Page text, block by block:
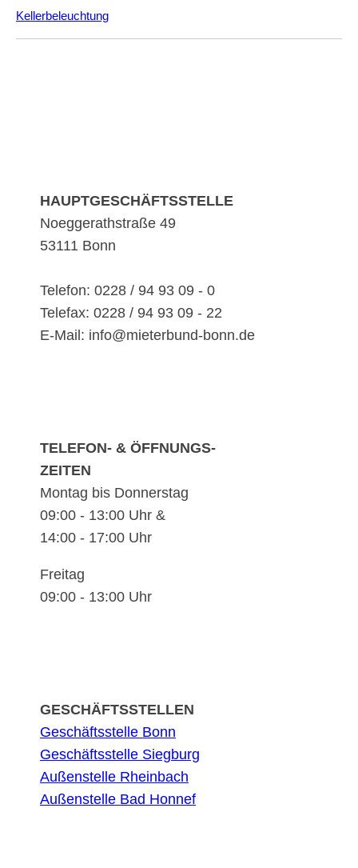
Kellerbeleuchtung
HAUPTGESCHÄFTSSTELLE
Noeggerathstraße 49
53111 Bonn
Telefon: 0228 / 94 93 09 - 0
Telefax: 0228 / 94 93 09 - 22
E-Mail: info@mieterbund-bonn.de
TELEFON- & ÖFFNUNGS-
ZEITEN
Montag bis Donnerstag
09:00 - 13:00 Uhr &
14:00 - 17:00 Uhr
Freitag
09:00 - 13:00 Uhr
GESCHÄFTSSTELLEN
Geschäftsstelle Bonn
Geschäftsstelle Siegburg
Außenstelle Rheinbach
Außenstelle Bad Honnef